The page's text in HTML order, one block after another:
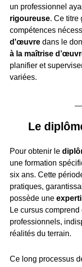
un professionnel
rigoureuse. Ce titre
compétences
d'œuvre dans le
à la maîtrise
planifier et
variées.
Le
Pour obtenir le
une formation
six ans. Cette
pratiques,
possède une
Le cursus
professionnels,
réalités du terrain.
Ce long processus